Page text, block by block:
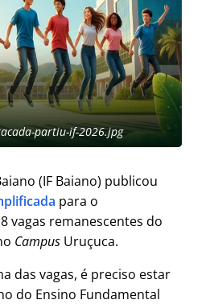
partiu-if-2026.jpg
(IF Baiano) publicou
para o
vagas remanescentes do
Campus Uruçuca.
das vagas, é preciso estar
do Ensino Fundamental